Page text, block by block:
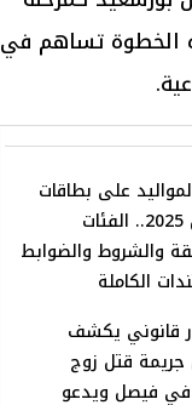
الخطوة تساهم في
على بطاقات
التموين 2025.. الفئات
والشروط والضوابط
الكاملة
قانوني يكشف
جريمة قتل زوج
في فيصل ويدعو